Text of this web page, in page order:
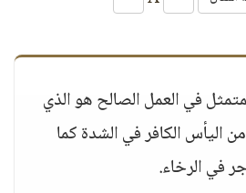
في العمل الصالح هو الذي
اليأس الكافر في الشدة كما
في الرخاء.